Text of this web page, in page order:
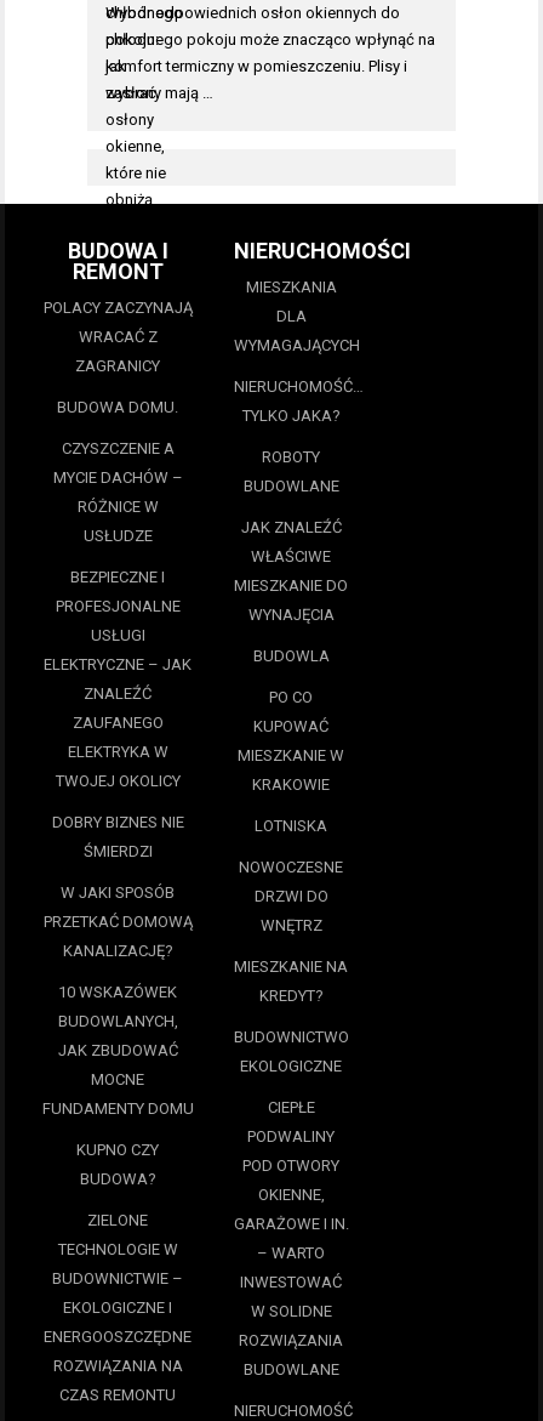
Wybór odpowiednich osłon okiennych do
chłodnego pokoju może znacząco wpłynąć na
komfort termiczny w pomieszczeniu. Plisy i
zasłony mają …
BUDOWA I
REMONT
POLACY ZACZYNAJĄ
WRACAĆ Z
ZAGRANICY
BUDOWA DOMU.
CZYSZCZENIE A
MYCIE DACHÓW –
RÓŻNICE W
USŁUDZE
BEZPIECZNE I
PROFESJONALNE
USŁUGI
ELEKTRYCZNE – JAK
ZNALEŹĆ
ZAUFANEGO
ELEKTRYKA W
TWOJEJ OKOLICY
DOBRY BIZNES NIE
ŚMIERDZI
W JAKI SPOSÓB
PRZETKAĆ DOMOWĄ
KANALIZACJĘ?
10 WSKAZÓWEK
BUDOWLANYCH,
JAK ZBUDOWAĆ
MOCNE
FUNDAMENTY DOMU
KUPNO CZY
BUDOWA?
ZIELONE
TECHNOLOGIE W
BUDOWNICTWIE –
EKOLOGICZNE I
ENERGOOSZCZĘDNE
ROZWIĄZANIA NA
CZAS REMONTU
NIERUCHOMOŚCI
MIESZKANIA
DLA
WYMAGAJĄCYCH
NIERUCHOMOŚĆ…
TYLKO JAKA?
ROBOTY
BUDOWLANE
JAK ZNALEŹĆ
WŁAŚCIWE
MIESZKANIE DO
WYNAJĘCIA
BUDOWLA
PO CO
KUPOWAĆ
MIESZKANIE W
KRAKOWIE
LOTNISKA
NOWOCZESNE
DRZWI DO
WNĘTRZ
MIESZKANIE NA
KREDYT?
BUDOWNICTWO
EKOLOGICZNE
CIEPŁE
PODWALINY
POD OTWORY
OKIENNE,
GARAŻOWE I IN.
– WARTO
INWESTOWAĆ
W SOLIDNE
ROZWIĄZANIA
BUDOWLANE
NIERUCHOMOŚĆ